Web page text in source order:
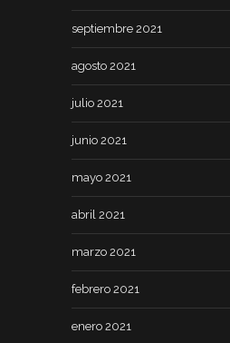
septiembre 2021
agosto 2021
julio 2021
junio 2021
mayo 2021
abril 2021
marzo 2021
febrero 2021
enero 2021